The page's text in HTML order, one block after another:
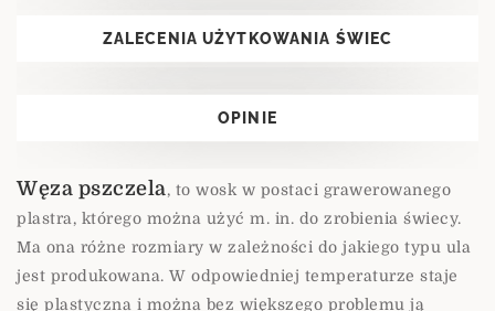
ZALECENIA UŻYTKOWANIA ŚWIEC
OPINIE
Węza pszczela, to wosk w postaci grawerowanego
plastra, którego można użyć m. in. do zrobienia świecy.
Ma ona różne rozmiary w zależności do jakiego typu ula
jest produkowana. W odpowiedniej temperaturze staje
się plastyczna i można bez większego problemu ją